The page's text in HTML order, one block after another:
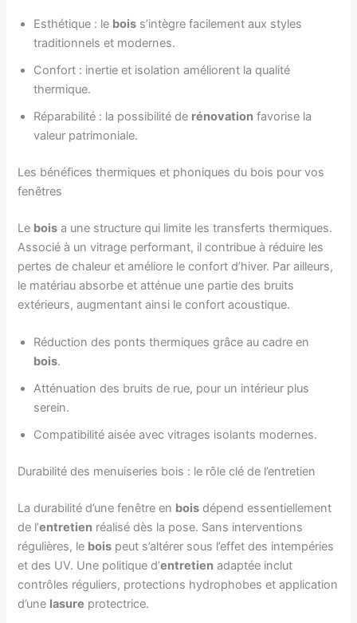
Esthétique : le bois s’intègre facilement aux styles
traditionnels et modernes.
Confort : inertie et isolation améliorent la qualité
thermique.
Réparabilité : la possibilité de rénovation favorise la
valeur patrimoniale.
Les bénéfices thermiques et phoniques du bois pour vos
fenêtres
Le bois a une structure qui limite les transferts thermiques.
Associé à un vitrage performant, il contribue à réduire les
pertes de chaleur et améliore le confort d’hiver. Par ailleurs,
le matériau absorbe et atténue une partie des bruits
extérieurs, augmentant ainsi le confort acoustique.
Réduction des ponts thermiques grâce au cadre en
bois.
Atténuation des bruits de rue, pour un intérieur plus
serein.
Compatibilité aisée avec vitrages isolants modernes.
Durabilité des menuiseries bois : le rôle clé de l’entretien
La durabilité d’une fenêtre en bois dépend essentiellement
de l’entretien réalisé dès la pose. Sans interventions
régulières, le bois peut s’altérer sous l’effet des intempéries
et des UV. Une politique d’entretien adaptée inclut
contrôles réguliers, protections hydrophobes et application
d’une lasure protectrice.